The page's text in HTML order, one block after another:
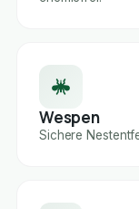
Wespen
Sichere